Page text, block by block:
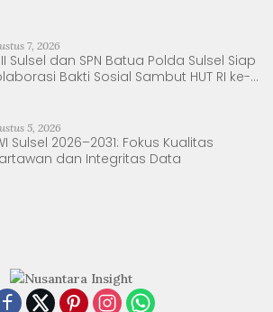
7, 2026
Sulsel dan SPN Batua Polda Sulsel Siap
Bakti Sosial Sambut HUT RI ke-
5, 2026
Sulsel 2026–2031: Fokus Kualitas
dan Integritas Data